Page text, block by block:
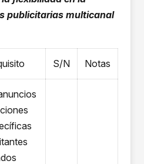
publicitarias multicanal
S/N Notas